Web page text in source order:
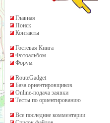
Главная
Поиск
Контакты
Гостевая Книга
Фотоальбом
Форум
RouteGadget
База ориентировщиков
Online-подача заявки
Тесты по ориентированию
Все последние комментарии